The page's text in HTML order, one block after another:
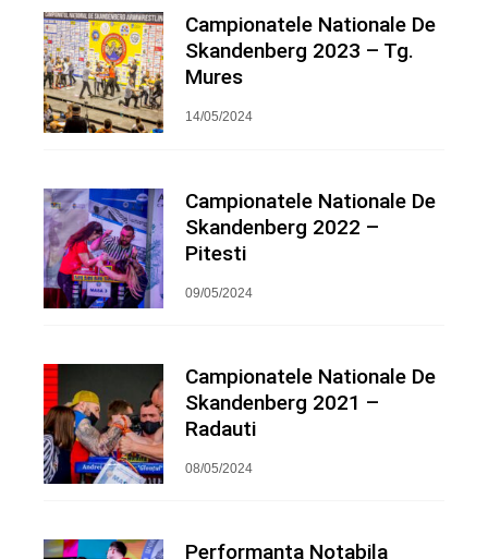
Campionatele Nationale De
Skandenberg 2023 – Tg.
Mures
14/05/2024
Campionatele Nationale De
Skandenberg 2022 –
Pitesti
09/05/2024
Campionatele Nationale De
Skandenberg 2021 –
Radauti
08/05/2024
Performanta Notabila